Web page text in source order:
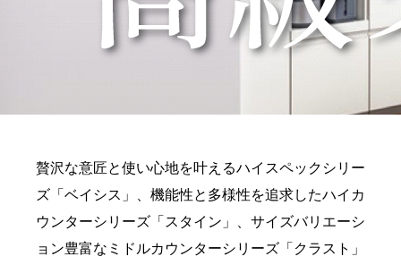
贅沢な意匠と使い心地を叶えるハイスペックシリー
ズ「ベイシス」、機能性と多様性を追求したハイカ
ウンターシリーズ「スタイン」、サイズバリエーシ
ョン豊富なミドルカウンターシリーズ「クラスト」